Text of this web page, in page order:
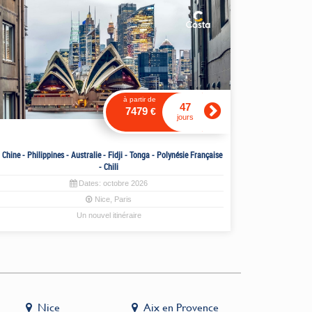
à partir de
7479€ 47
jours
Chine - Philippines - Australie - Fidji - Tonga - Polynésie Française
- Chili
Dates: octobre 2026
Nice Paris
Un nouvel itinéraire
Nice Aix en Provence